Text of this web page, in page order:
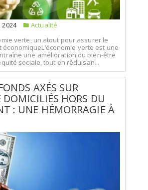
Actualité
verte, un atout pour assurer le
verte est une
une amélioration du bien-être
sociale, tout en réduisan...
AXÉS SUR
DOMICILIÉS HORS DU
: UNE HÉMORRAGIE À